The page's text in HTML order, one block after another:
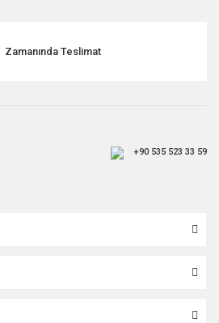
Zamanında Teslimat
+90 535 523 33 59